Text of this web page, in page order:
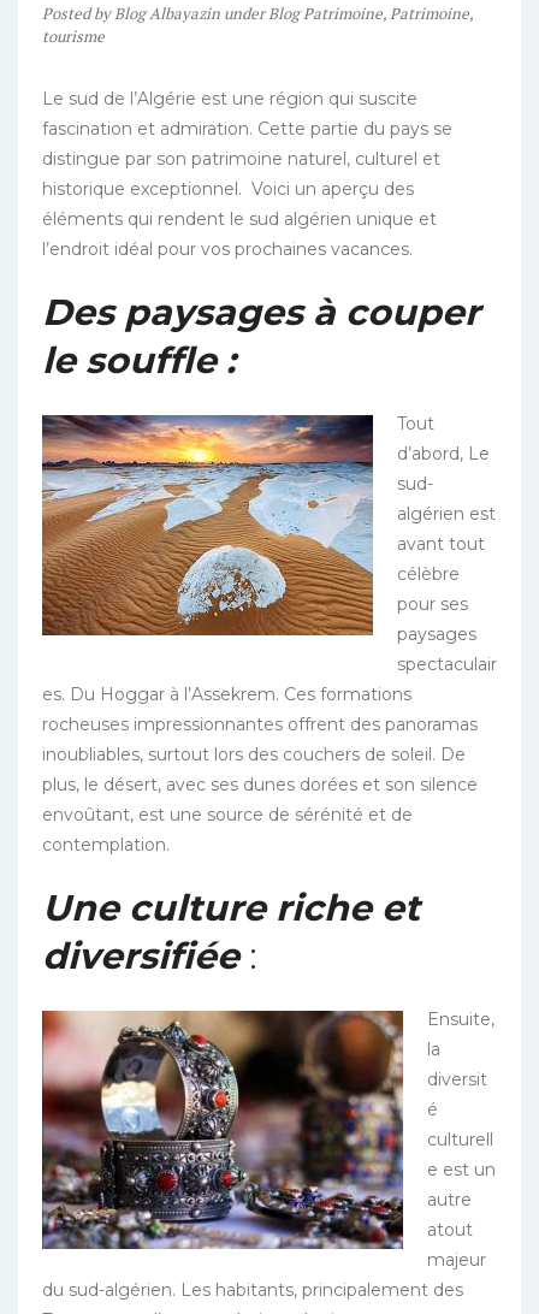
PostedbyBlog Albayazin underBlog Patrimoine, Patrimoine,
tourisme
Le sud de l’Algérie est une région qui suscite
fascination et admiration. Cette partie du pays se
distingue par son patrimoine naturel, culturel et
historique exceptionnel. Voici un aperçu des
éléments qui rendent le sud algérien unique et
l’endroit idéal pour vos prochaines vacances.
Des paysages à couper
le souffle :
Tout
d’abord, Le
sud-
algérien est
avant tout
célèbre
pour ses
paysages
spectaculair
es. Du Hoggar à l’Assekrem. Ces formations
rocheuses impressionnantes offrent des panoramas
inoubliables, surtout lors des couchers de soleil. De
plus, le désert, avec ses dunes dorées et son silence
envoûtant, est une source de sérénité et de
contemplation.
Une culture riche et
diversifiée:
Ensuite,
la
diversit
é
culturell
e est un
autre
atout
majeur
du sud-algérien. Les habitants, principalement des